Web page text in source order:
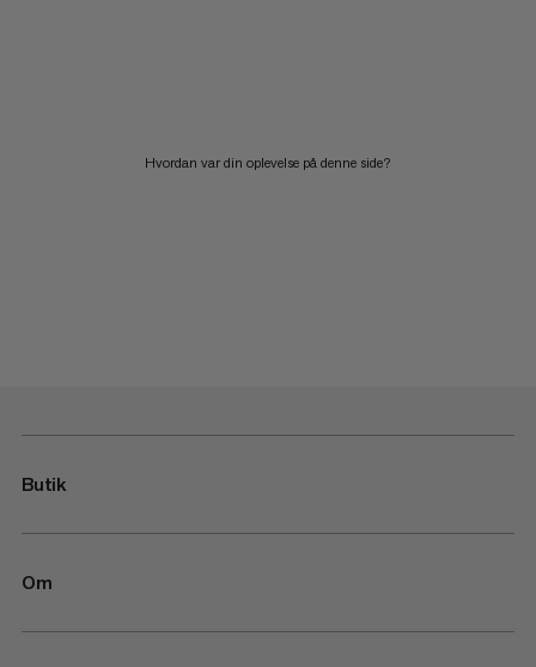
Hvordan var din oplevelse på denne side?
Butik
Om